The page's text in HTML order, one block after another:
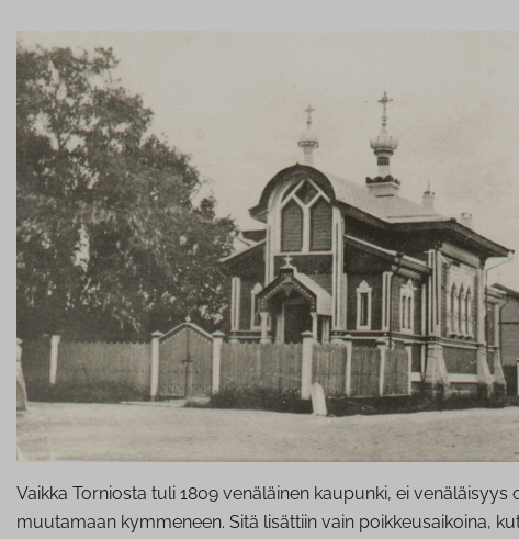
Vaikka Torniosta tuli 1809 venäläinen kaupunki, ei
muutamaan kymmeneen. Sitä lisättiin vain poikkeusaikoina,